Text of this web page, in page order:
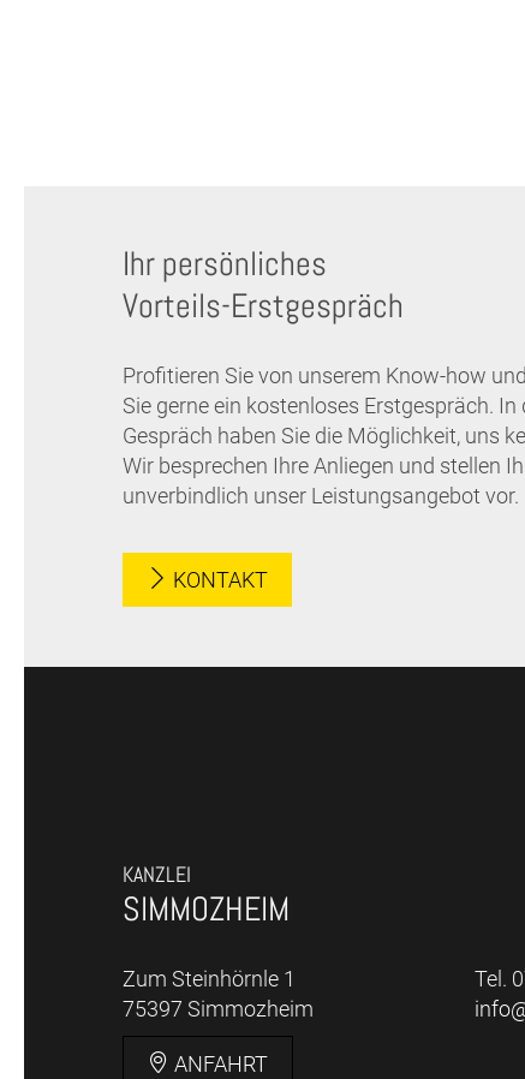
Ihr persönliches
Vorteils-Erstgespräch
Profitieren Sie von unserem Know-how
Sie gerne ein kostenloses Erstgespräch. In
Gespräch haben Sie die Möglichkeit, uns
Wir besprechen Ihre Anliegen und stellen
unverbindlich unser Leistungsangebot vor.
KONTAKT
KANZLEI
SIMMOZHEIM
Zum Steinhörnle 1
75397 Simmozheim
ANFAHRT
Tel.